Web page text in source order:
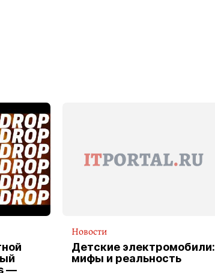
—
Новости
Детские электромобили:
мифы и реальность